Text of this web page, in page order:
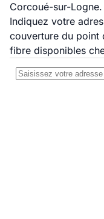
Corcoué-sur-Logne.
Indiquez votre
couverture du point
fibre disponibles